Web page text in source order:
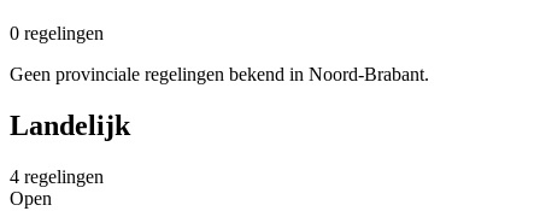
0 regelingen
Geen provinciale regelingen bekend in Noord-Brabant.
Landelijk
4 regelingen
Open